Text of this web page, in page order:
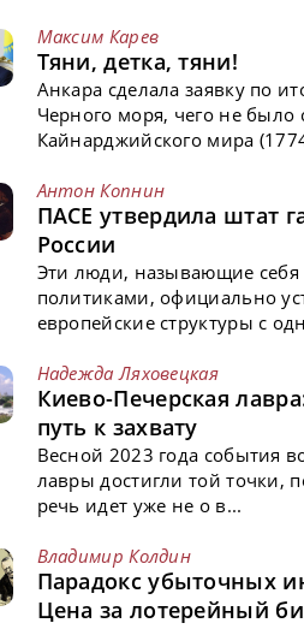
Максим Карев
Тяни, детка, тяни!
Анкара сделала заявку по
Черного моря, чего не было
Кайнарджийского мира
Антон Копнин
ПАСЕ утвердила штат
России
Эти люди, называющие себя
политиками, официально
европейские структуры с
Надежда Ляховецкая
Киево-Печерская
путь к захвату
Весной 2023 года события
лавры достигли той точки,
речь идет уже не о в...
Владимир Колдин
Парадокс убыточных
Цена за лотерейный